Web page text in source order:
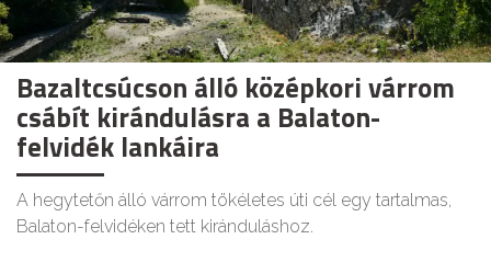
Bazaltcsúcson álló középkori várrom
csábít kirándulásra a Balaton-
felvidék lankáira
A hegytetőn álló várrom tökéletes úti cél egy tartalmas,
Balaton-felvidéken tett kiránduláshoz.